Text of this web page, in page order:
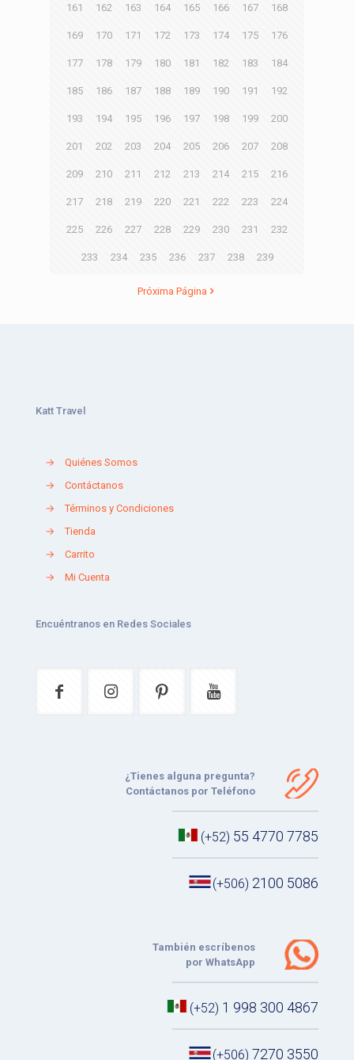
161 162 163 164 165 166 167 168
169 170 171 172 173 174 175 176
177 178 179 180 181 182 183 184
185 186 187 188 189 190 191 192
193 194 195 196 197 198 199 200
201 202 203 204 205 206 207 208
209 210 211 212 213 214 215 216
217 218 219 220 221 222 223 224
225 226 227 228 229 230 231 232
233 234 235 236 237 238 239
Próxima Página
Katt Travel
→
Quiénes Somos
→
Contáctanos
→
Términos y Condiciones
→
Tienda
→
Carrito
→
Mi Cuenta
Encuéntranos en Redes Sociales
¿Tienes alguna pregunta?
Contáctanos por Teléfono
(+52) 55 4770 7785
(+506) 2100 5086
También escríbenos
por WhatsApp
(+52) 1 998 300 4867
(+506) 7270 3550